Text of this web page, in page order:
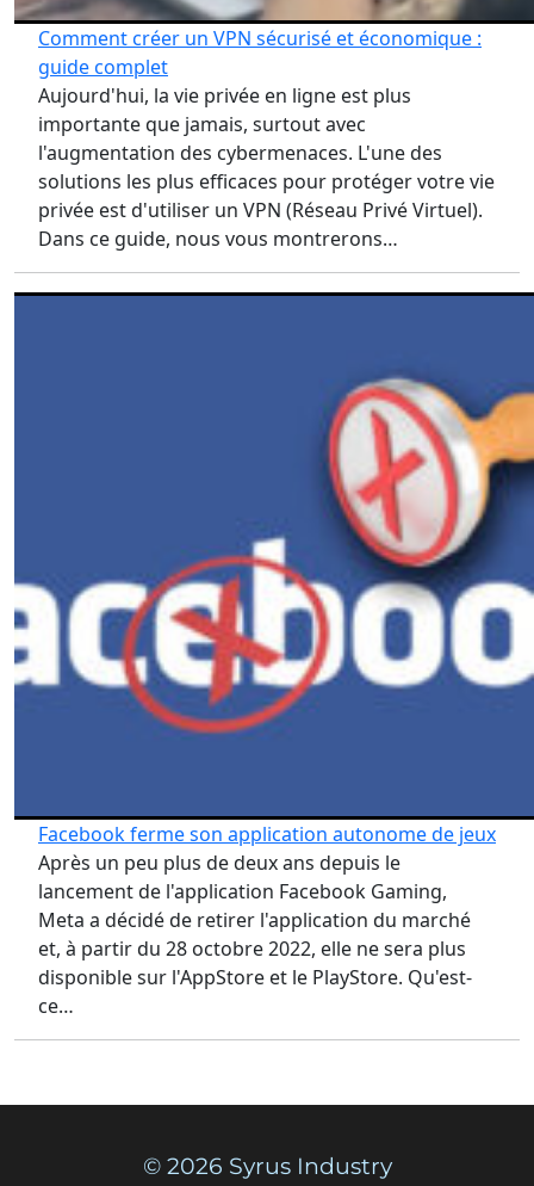
Comment créer un VPN sécurisé et économique :
guide complet
Aujourd'hui, la vie privée en ligne est plus
importante que jamais, surtout avec
l'augmentation des cybermenaces. L'une des
solutions les plus efficaces pour protéger votre vie
privée est d'utiliser un VPN (Réseau Privé Virtuel).
Dans ce guide, nous vous montrerons…
Facebook ferme son application autonome de jeux
Après un peu plus de deux ans depuis le
lancement de l'application Facebook Gaming,
Meta a décidé de retirer l'application du marché
et, à partir du 28 octobre 2022, elle ne sera plus
disponible sur l'AppStore et le PlayStore. Qu'est-
ce…
© 2026 Syrus Industry